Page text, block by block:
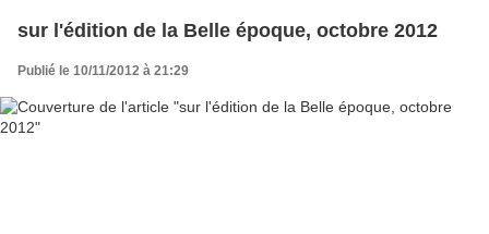
sur l'édition de la Belle époque, octobre 2012
Publié le 10/11/2012 à 21:29